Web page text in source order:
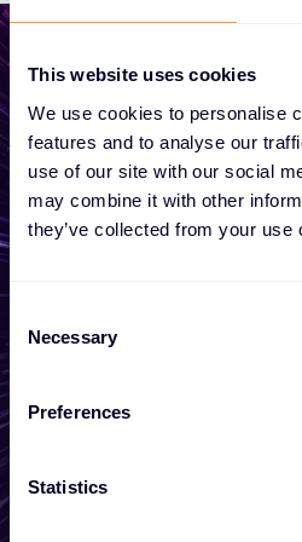
This website uses cookies
We use cookies to personalise
features and to analyse our
use of our site with our social
may combine it with other
they’ve collected from your use
n
e
Necessary
Preferences
Statistics
Zacznij
Niezależnie od tego,
wyceny, porady,